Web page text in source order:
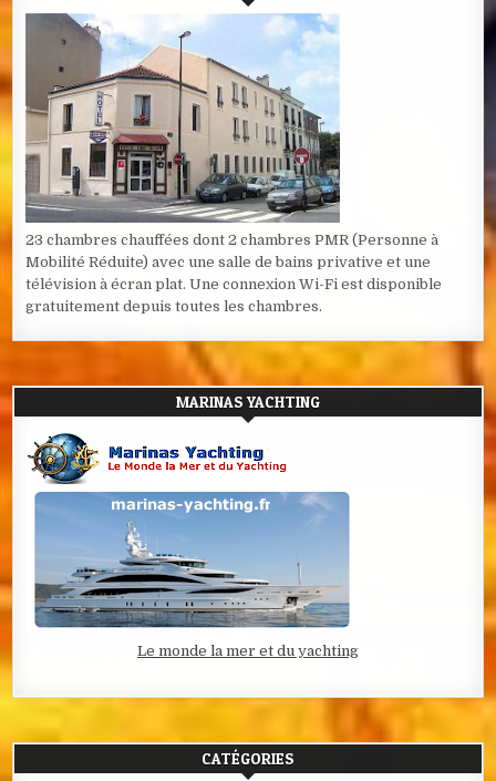
23 chambres chauffées dont 2 chambres PMR (Personne à
Mobilité Réduite) avec une salle de bains privative et une
télévision à écran plat. Une connexion Wi-Fi est disponible
gratuitement depuis toutes les chambres.
MARINAS YACHTING
Le monde la mer et du yachting
CATÉGORIES